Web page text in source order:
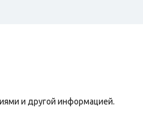
и другой информацией.